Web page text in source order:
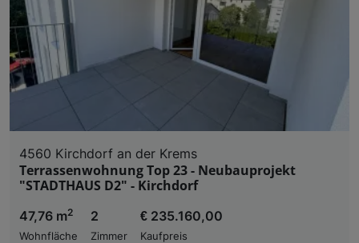
4560 Kirchdorf an der Krems
Terrassenwohnung Top 23 - Neubauprojekt
"STADTHAUS D2" - Kirchdorf
47,76 m2
Wohnfläche
2
Zimmer
€ 235.160,00
Kaufpreis